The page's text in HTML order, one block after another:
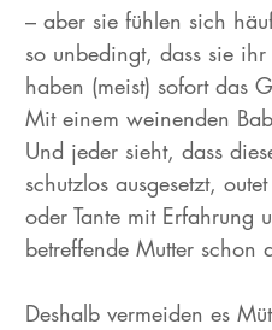
– aber sie fühlen sich
so unbedingt, dass sie
haben (meist) sofort das
Mit einem weinenden
Und jeder sieht, dass
schutzlos ausgesetzt,
oder Tante mit Erfahrung
betreffende Mutter schon
Deshalb vermeiden es